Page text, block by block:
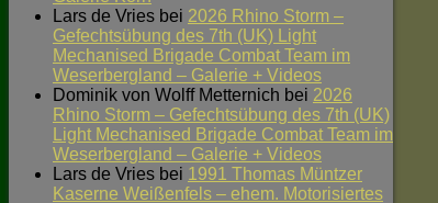
Lars de Vries bei 2026 Rhino Storm –
Gefechtsübung des 7th (UK) Light
Mechanised Brigade Combat Team im
Weserbergland – Galerie + Videos
Dominik von Wolff Metternich bei 2026
Rhino Storm – Gefechtsübung des 7th (UK)
Light Mechanised Brigade Combat Team im
Weserbergland – Galerie + Videos
Lars de Vries bei 1991 Thomas Müntzer
Kaserne Weißenfels – ehem. Motorisiertes